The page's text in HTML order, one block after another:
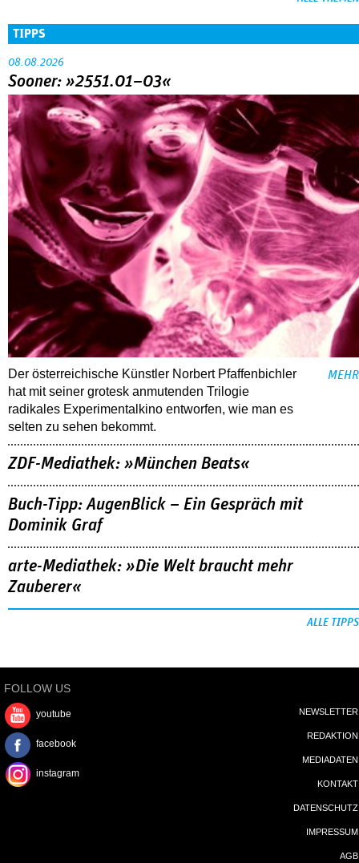
TIPPS
08.08.2026
Sooner: »2551.01–03«
Der österreichische Künstler Norbert Pfaffenbichler
hat mit seiner grotesk anmutenden Trilogie
radikales Experimentalkino entworfen, wie man es
selten zu sehen bekommt.
MEHR
ZDF-Mediathek: »München Beats«
Buch-Tipp: AugenBlick – Ein Gespräch mit
Dominik Graf
arte-Mediathek: »Die Welt braucht mehr
Zauberer«
ALLE TIPPS
FOLLOW US
youtube
facebook
instagram
NEWSLETTER
REDAKTION
MEDIADATEN
KONTAKT
DATENSCHUTZ
IMPRESSUM
AGB